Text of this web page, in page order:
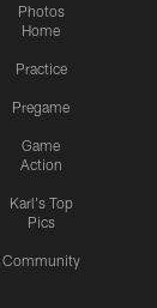
Photos
Home
Practice
Pregame
Game
Action
Karl's Top
Pics
Community